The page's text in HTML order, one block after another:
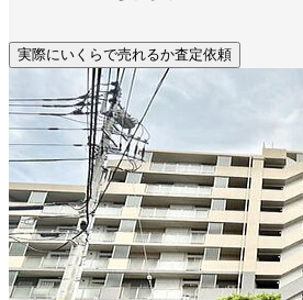
実際にいくらで売れるか査定依頼